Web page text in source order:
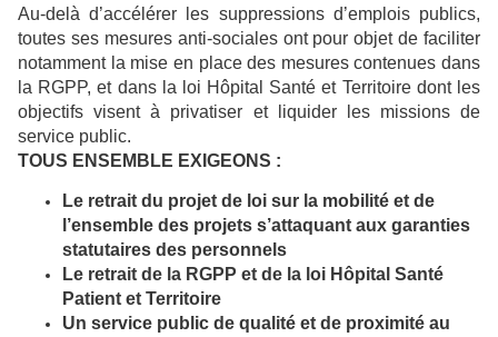
Au-delà d’accélérer les suppressions d’emplois publics,
toutes ses mesures anti-sociales ont pour objet de faciliter
notamment la mise en place des mesures contenues dans
la RGPP, et dans la loi Hôpital Santé et Territoire dont les
objectifs visent à privatiser et liquider les missions de
service public.
TOUS ENSEMBLE EXIGEONS :
Le retrait du projet de loi sur la mobilité et de
l’ensemble des projets s’attaquant aux garanties
statutaires des personnels
Le retrait de la RGPP et de la loi Hôpital Santé
Patient et Territoire
Un service public de qualité et de proximité au